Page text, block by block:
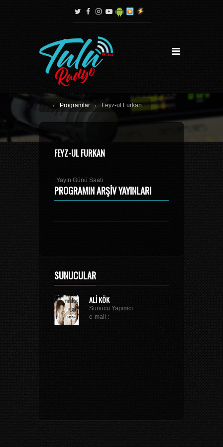
Programlar Feyz-ul Furkan
FEYZ-UL FURKAN
Yayın Günü Saati
PROGRAMIN ARŞIV YAYINLARI
SUNUCULAR
ALI KÖK
Sunucu Yapımcı
e-mail :